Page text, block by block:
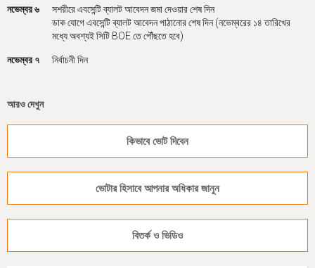
নভেম্বর ৬
সশরীরে এবসেন্টি ব্যালট আবেদন জমা দেওয়ার শেষ দিন
ডাক যোগে এবসেন্টি ব্যালট আবেদন পাঠানোর শেষ দিন (নভেম্বরের ১৪ তারিখের
মধ্যে অবশ্যই সিটি BOE তে পৌঁছতে হবে)
নভেম্বর ৭ নির্বাচনী দিন
আরও দেখুন
কিভাবে ভোট দিবেন
ভোটার হিসাবে আপনার অধিকার জানুন
বিতর্ক ও ভিডিও